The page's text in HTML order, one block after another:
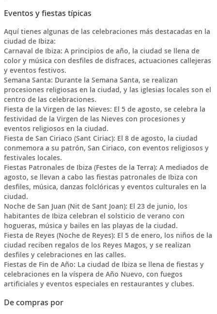
Eventos y fiestas típicas
Aquí tienes algunas de las celebraciones más destacadas en la
ciudad de Ibiza:
Carnaval de Ibiza: A principios de año, la ciudad se llena de
color y música con desfiles de disfraces, actuaciones callejeras
y eventos festivos.
Semana Santa: Durante la Semana Santa, se realizan
procesiones religiosas en la ciudad, y las iglesias locales son el
centro de las celebraciones.
Fiesta de la Virgen de las Nieves: El 5 de agosto, se celebra la
festividad de la Virgen de las Nieves con procesiones y
eventos religiosos en la ciudad.
Fiesta de San Ciriaco (Sant Ciriac): El 8 de agosto, la ciudad
conmemora a su patrón, San Ciriaco, con eventos religiosos y
festivales locales.
Fiestas Patronales de Ibiza (Festes de la Terra): A mediados de
agosto, se llevan a cabo las fiestas patronales de Ibiza con
desfiles, música, danzas folclóricas y eventos culturales en la
ciudad.
Noche de San Juan (Nit de Sant Joan): El 23 de junio, los
habitantes de Ibiza celebran el solsticio de verano con
hogueras, música y bailes en las playas de la ciudad.
Fiesta de Reyes (Noche de Reyes): El 5 de enero, los niños de la
ciudad reciben regalos de los Reyes Magos, y se realizan
desfiles y celebraciones en las calles.
Fiestas de Fin de Año: La ciudad de Ibiza se llena de fiestas y
celebraciones en la víspera de Año Nuevo, con fuegos
artificiales y eventos especiales en restaurantes y clubes.
De compras por